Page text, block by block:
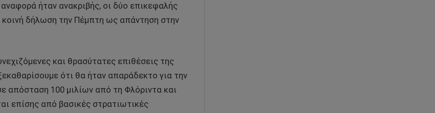
ήταν ανακριβής, οι δύο επικεφαλής
δήλωση την Πέμπτη ως απάντηση στην
και θρασύτατες επιθέσεις της
ότι θα ήταν απαράδεκτο για την
απόσταση 100 μιλίων από τη Φλόριντα και
επίσης από βασικές στρατιωτικές